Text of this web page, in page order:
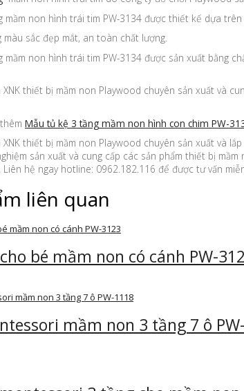
mầm non hình trái tim PW-3134 được thiết kế dựa
màu sắc đẹp mắt, an toàn chất lượng.
mầm non hình trái tim PW-3134 được sản xuất bằng
XNK thiết bị mầm non Playwood chuyên sản xuất và
Mẫu tủ kệ 3 tầng mầm non hình con chim PW-
XNK thiết bị mầm non Playwood chuyên sản xuất và
sản xuất và cung cấp các sản phẩm thiết bị
Liên hệ ngay hotline: 0962.182.116 để được tư vấn
liên quan
bé mầm non có cánh PW-
mầm non 3 tầng 7 ô